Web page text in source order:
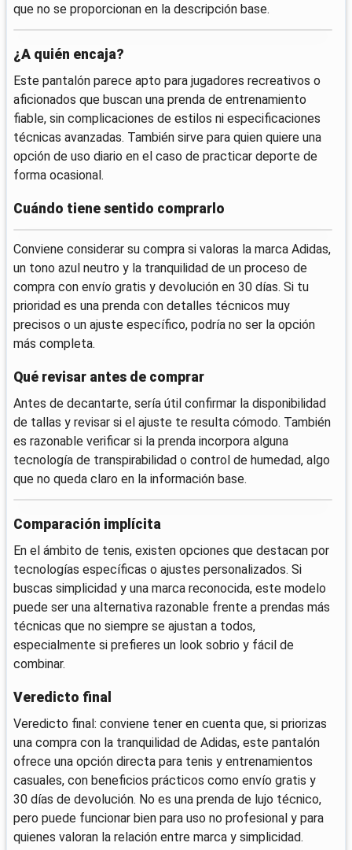
que no se proporcionan en la descripción base.
¿A quién encaja?
Este pantalón parece apto para jugadores recreativos o
aficionados que buscan una prenda de entrenamiento
fiable, sin complicaciones de estilos ni especificaciones
técnicas avanzadas. También sirve para quien quiere una
opción de uso diario en el caso de practicar deporte de
forma ocasional.
Cuándo tiene sentido comprarlo
Conviene considerar su compra si valoras la marca Adidas,
un tono azul neutro y la tranquilidad de un proceso de
compra con envío gratis y devolución en 30 días. Si tu
prioridad es una prenda con detalles técnicos muy
precisos o un ajuste específico, podría no ser la opción
más completa.
Qué revisar antes de comprar
Antes de decantarte, sería útil confirmar la disponibilidad
de tallas y revisar si el ajuste te resulta cómodo. También
es razonable verificar si la prenda incorpora alguna
tecnología de transpirabilidad o control de humedad, algo
que no queda claro en la información base.
Comparación implícita
En el ámbito de tenis, existen opciones que destacan por
tecnologías específicas o ajustes personalizados. Si
buscas simplicidad y una marca reconocida, este modelo
puede ser una alternativa razonable frente a prendas más
técnicas que no siempre se ajustan a todos,
especialmente si prefieres un look sobrio y fácil de
combinar.
Veredicto final
Veredicto final: conviene tener en cuenta que, si priorizas
una compra con la tranquilidad de Adidas, este pantalón
ofrece una opción directa para tenis y entrenamientos
casuales, con beneficios prácticos como envío gratis y
30 días de devolución. No es una prenda de lujo técnico,
pero puede funcionar bien para uso no profesional y para
quienes valoran la relación entre marca y simplicidad.